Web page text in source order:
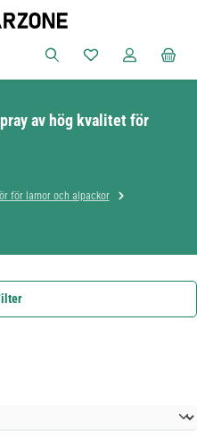
Du har 0 objekt i
av hög kvalitet för
för lamor och alpackor